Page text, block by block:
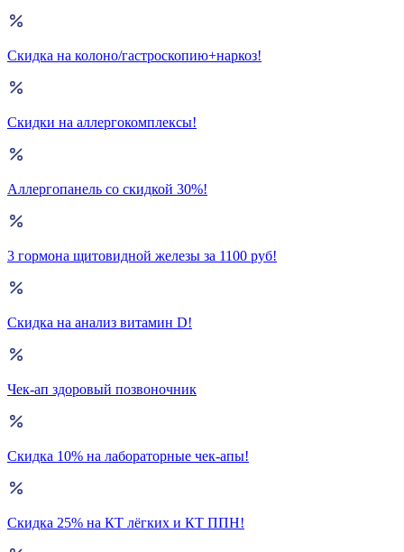
Скидка на колоно/гастроскопию+наркоз!
Скидки на аллергокомплексы!
Аллергопанель со скидкой 30%!
3 гормона щитовидной железы за 1100 руб!
Скидка на анализ витамин D!
Чек-ап здоровый позвоночник
Скидка 10% на лабораторные чек-апы!
Скидка 25% на КТ лёгких и КТ ППН!